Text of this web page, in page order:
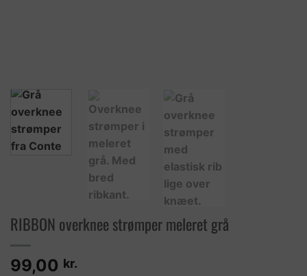
RIBBON overknee strømper meleret grå
99,00 kr.